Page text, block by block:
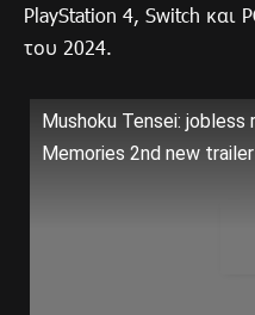
PlayStation 4, Switch και
του 2024.
Mushoku Tensei:
Memories 2nd new